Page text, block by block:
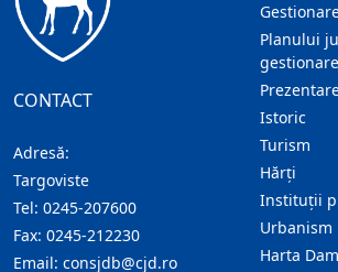
CONTACT
Adresă:
Targoviste
Tel: 0245-207600
Fax: 0245-212230
Email: consjdb@cjd.ro
Planului
Istoric
Turism
Hărţi
Instituţii
Urbanism
Harta